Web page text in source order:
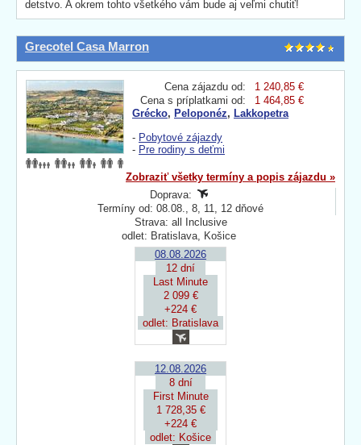
detstvo. A okrem tohto všetkého vám bude aj veľmi chutiť!
Grecotel Casa Marron
Cena zájazdu od:
1 240,85 €
Cena s príplatkami od:
1 464,85 €
Grécko, Peloponéz, Lakkopetra
- Pobytové zájazdy
- Pre rodiny s deťmi
Zobraziť všetky termíny a popis zájazdu »
Doprava:
Termíny od: 08.08., 8, 11, 12 dňové
Strava: all Inclusive
odlet: Bratislava, Košice
08.08.2026
12 dní
Last Minute
2 099 €
+224 €
odlet: Bratislava
12.08.2026
8 dní
First Minute
1 728,35 €
+224 €
odlet: Košice